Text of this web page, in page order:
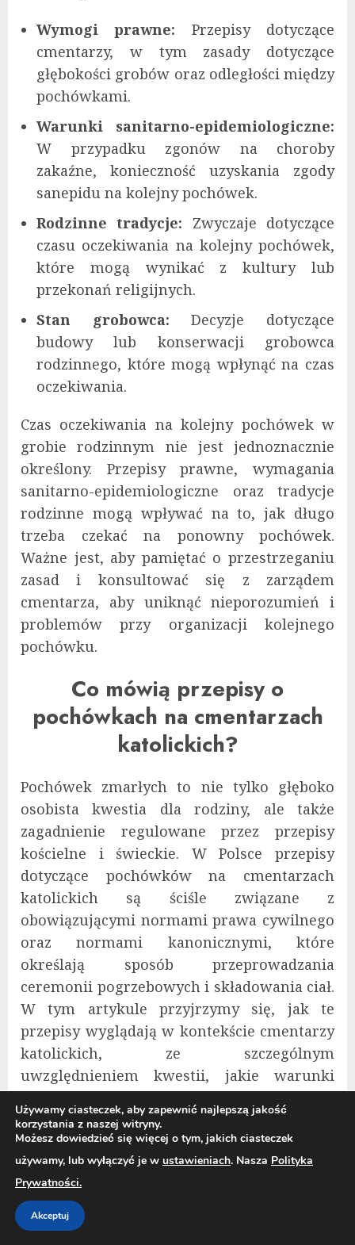
Wymogi prawne: Przepisy dotyczące
cmentarzy, w tym zasady dotyczące
głębokości grobów oraz odległości między
pochówkami.
Warunki sanitarno-epidemiologiczne:
W przypadku zgonów na choroby
zakaźne, konieczność uzyskania zgody
sanepidu na kolejny pochówek.
Rodzinne tradycje: Zwyczaje dotyczące
czasu oczekiwania na kolejny pochówek,
które mogą wynikać z kultury lub
przekonań religijnych.
Stan grobowca: Decyzje dotyczące
budowy lub konserwacji grobowca
rodzinnego, które mogą wpłynąć na czas
oczekiwania.
Czas oczekiwania na kolejny pochówek w
grobie rodzinnym nie jest jednoznacznie
określony. Przepisy prawne, wymagania
sanitarno-epidemiologiczne oraz tradycje
rodzinne mogą wpływać na to, jak długo
trzeba czekać na ponowny pochówek.
Ważne jest, aby pamiętać o przestrzeganiu
zasad i konsultować się z zarządem
cmentarza, aby uniknąć nieporozumień i
problemów przy organizacji kolejnego
pochówku.
Co mówią przepisy o
pochówkach na cmentarzach
katolickich?
Pochówek zmarłych to nie tylko głęboko
osobista kwestia dla rodziny, ale także
zagadnienie regulowane przez przepisy
kościelne i świeckie. W Polsce przepisy
dotyczące pochówków na cmentarzach
katolickich są ściśle związane z
obowiązującymi normami prawa cywilnego
oraz normami kanonicznymi, które
określają sposób przeprowadzania
ceremonii pogrzebowych i składowania ciał.
W tym artykule przyjrzymy się, jak te
przepisy wyglądają w kontekście cmentarzy
katolickich, ze szczególnym
uwzględnieniem kwestii, jakie warunki
zmarłego w tym samym miejscu po upływie
określonego czasu.
Przepisy prawne dotyczące
pochówków na cmentarzach katolickich
Używamy ciasteczek, aby zapewnić najlepszą jakość
korzystania z naszej witryny.
Możesz dowiedzieć się więcej o tym, jakich ciasteczek
używamy, lub wyłączyć je w ustawieniach. Nasza Polityka
Prywatności.
Akceptuj